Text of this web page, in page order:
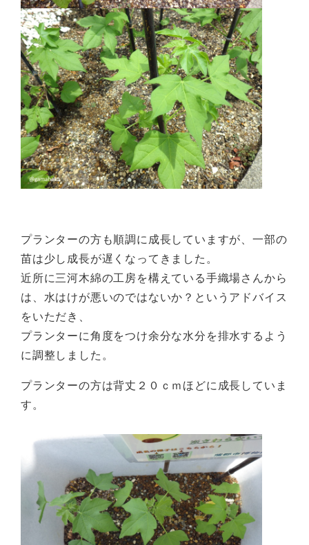
プランターの方も順調に成長していますが、一部の
苗は少し成長が遅くなってきました。
近所に三河木綿の工房を構えている手織場さんから
は、水はけが悪いのではないか？というアドバイス
をいただき、
プランターに角度をつけ余分な水分を排水するよう
に調整しました。
プランターの方は背丈２０ｃｍほどに成長していま
す。